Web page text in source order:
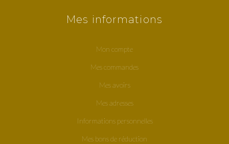
Mes informations
Mon compte
Mes commandes
Mes avoirs
Mes adresses
Informations personnelles
Mes bons de réduction